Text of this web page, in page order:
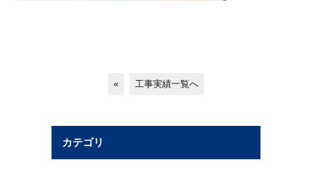
« 工事実績一覧へ
カテゴリ